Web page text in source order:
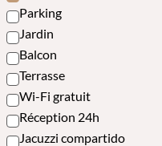
Parking
Jardin
Balcon
Terrasse
Wi-Fi gratuit
Réception 24h
Jacuzzi compartido